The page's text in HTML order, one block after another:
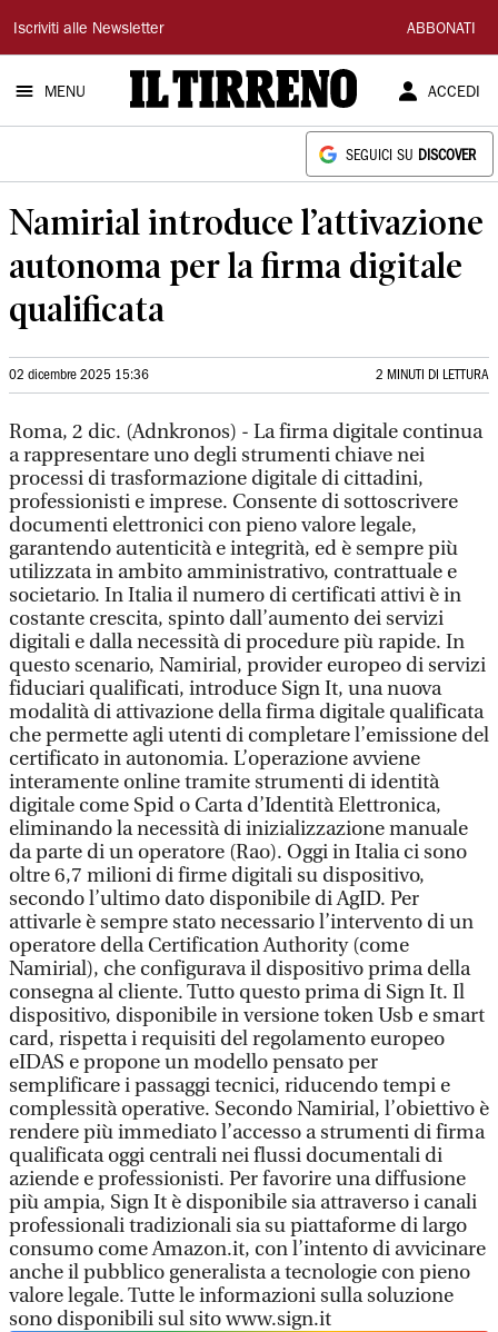
Il
Tirreno
Iscriviti alle Newsletter ABBONATI
MENU ACCEDI
SEGUICI SU DISCOVER
Namirial introduce l’attivazione
autonoma per la firma digitale
qualificata
02 dicembre 2025 15:36 2 MINUTI DI LETTURA
Roma, 2 dic. (Adnkronos) - La firma digitale continua
a rappresentare uno degli strumenti chiave nei
processi di trasformazione digitale di cittadini,
professionisti e imprese. Consente di sottoscrivere
documenti elettronici con pieno valore legale,
garantendo autenticità e integrità, ed è sempre più
utilizzata in ambito amministrativo, contrattuale e
societario. In Italia il numero di certificati attivi è in
costante crescita, spinto dall’aumento dei servizi
digitali e dalla necessità di procedure più rapide. In
questo scenario, Namirial, provider europeo di servizi
fiduciari qualificati, introduce Sign It, una nuova
modalità di attivazione della firma digitale qualificata
che permette agli utenti di completare l’emissione del
certificato in autonomia. L’operazione avviene
interamente online tramite strumenti di identità
digitale come Spid o Carta d’Identità Elettronica,
eliminando la necessità di inizializzazione manuale
da parte di un operatore (Rao). Oggi in Italia ci sono
oltre 6,7 milioni di firme digitali su dispositivo,
secondo l’ultimo dato disponibile di AgID. Per
attivarle è sempre stato necessario l’intervento di un
operatore della Certification Authority (come
Namirial), che configurava il dispositivo prima della
consegna al cliente. Tutto questo prima di Sign It. Il
dispositivo, disponibile in versione token Usb e smart
card, rispetta i requisiti del regolamento europeo
eIDAS e propone un modello pensato per
semplificare i passaggi tecnici, riducendo tempi e
complessità operative. Secondo Namirial, l’obiettivo è
rendere più immediato l’accesso a strumenti di firma
qualificata oggi centrali nei flussi documentali di
aziende e professionisti. Per favorire una diffusione
più ampia, Sign It è disponibile sia attraverso i canali
professionali tradizionali sia su piattaforme di largo
consumo come Amazon.it, con l’intento di avvicinare
anche il pubblico generalista a tecnologie con pieno
valore legale. Tutte le informazioni sulla soluzione
sono disponibili sul sito www.sign.it